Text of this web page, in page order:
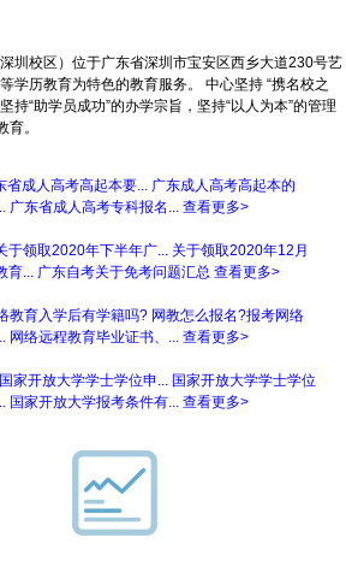
圳校区）位于广东省深圳市宝安区西乡大道230号艺
学历教育为特色的教育服务。 中心坚持 “携名校之
持“助学员成功”的办学宗旨，坚持“以人为本”的管理
。
省成人高考高起本要... 广东成人高考高起本的
广东省成人高考专科报名... 查看更多>
于领取2020年下半年广... 关于领取2020年12月
育... 广东自考关于免考问题汇总 查看更多>
教育入学后有学籍吗? 网教怎么报名?报考网络
网络远程教育毕业证书、... 查看更多>
国家开放大学学士学位申... 国家开放大学学士学位
国家开放大学报考条件有... 查看更多>